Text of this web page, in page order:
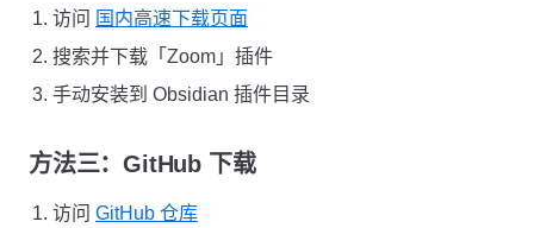
访问 国内高速下载页面
搜索并下载「Zoom」插件
手动安装到 Obsidian 插件目录
方法三：GitHub 下载
访问 GitHub 仓库